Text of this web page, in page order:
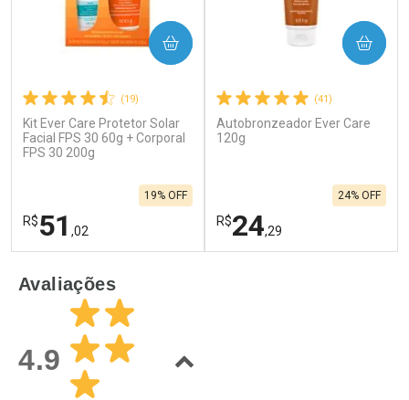
(19)
Kit Ever Care Protetor Solar
Facial FPS 30 60g + Corporal
FPS 30 200g
R$51 ,02
19% OFF
COMPRAR
Laboratório
Por Menos
(41)
Autobronzeador Ever Care
120g
R$24,29
24% OFF
COMPRAR
Avaliações
4.9